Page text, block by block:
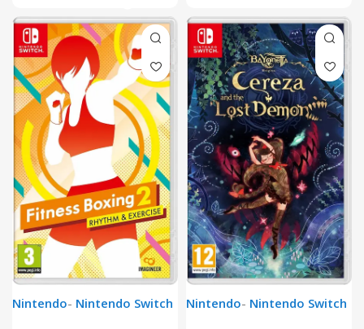
Nintendo- Nintendo Switch Nintendo- Nintendo Switch